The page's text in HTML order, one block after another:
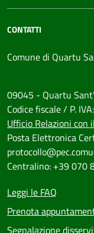
CONTATTI
Comune di Quartu
09045 - Quartu
Codice fiscale / P.
Ufficio Relazioni con
Posta Elettronica
Centralino: +39 070
Leggi le FAQ
Prenota
Segnalazione